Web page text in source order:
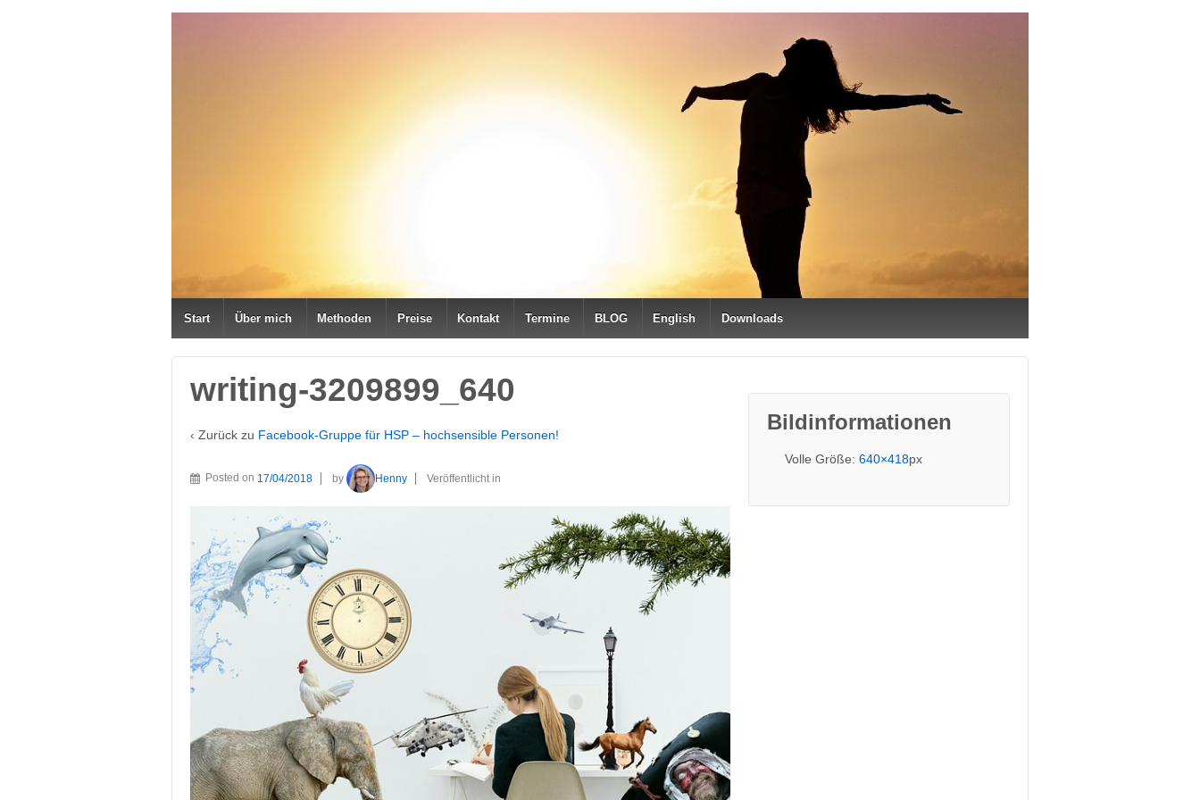
Start Über mich Methoden Preise Kontakt Termine BLOG English Downloads
writing-3209899_640
‹ Zurück zu Facebook-Gruppe für HSP – hochsensible Personen!
Posted on 17/04/2018 by Henny Veröffentlicht in
Bildinformationen
Volle Größe:640×418px